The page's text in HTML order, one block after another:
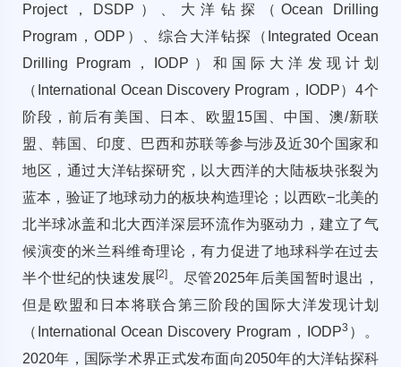
Project，DSDP）、大洋钻探（Ocean Drilling
Program，ODP）、综合大洋钻探（Integrated Ocean
Drilling Program，IODP）和国际大洋发现计划
（International Ocean Discovery Program，IODP）4个
阶段，前后有美国、日本、欧盟15国、中国、澳/新联
盟、韩国、印度、巴西和苏联等参与涉及近30个国家和
地区，通过大洋钻探研究，以大西洋的大陆板块张裂为
蓝本，验证了地球动力的板块构造理论；以西欧−北美的
北半球冰盖和北大西洋深层环流作为驱动力，建立了气
候演变的米兰科维奇理论，有力促进了地球科学在过去
半个世纪的快速发展[2] 。尽管2025年后美国暂时退出，
但是欧盟和日本将联合第三阶段的国际大洋发现计划
（International Ocean Discovery Program，IODP3 ）。
2020年，国际学术界正式发布面向2050年的大洋钻探科